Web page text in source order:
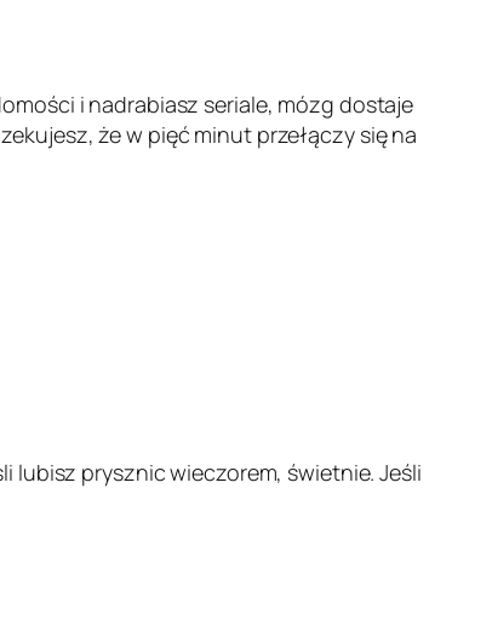
i nadrabiasz seriale, mózg dostaje
że w pięć minut przełączy się na
lubisz prysznic wieczorem, świetnie. Jeśli